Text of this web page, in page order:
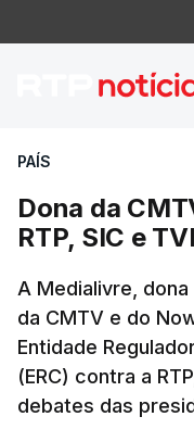
Dona
PAÍS
Dona da
RTP, SIC e
A Medialivre, dona
da CMTV e do
Entidade
(ERC) contra a
debates das